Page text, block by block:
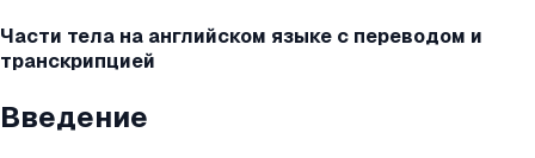
Части тела на английском языке с переводом и
транскрипцией
Введение